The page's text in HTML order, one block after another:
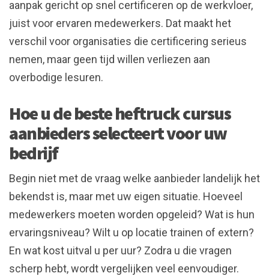
aanpak gericht op snel certificeren op de werkvloer,
juist voor ervaren medewerkers. Dat maakt het
verschil voor organisaties die certificering serieus
nemen, maar geen tijd willen verliezen aan
overbodige lesuren.
Hoe u de beste heftruck cursus
aanbieders selecteert voor uw
bedrijf
Begin niet met de vraag welke aanbieder landelijk het
bekendst is, maar met uw eigen situatie. Hoeveel
medewerkers moeten worden opgeleid? Wat is hun
ervaringsniveau? Wilt u op locatie trainen of extern?
En wat kost uitval u per uur? Zodra u die vragen
scherp hebt, wordt vergelijken veel eenvoudiger.